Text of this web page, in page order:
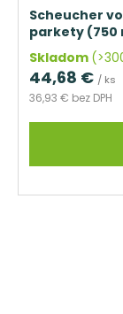
Scheucher
parkety (750
Skladom
36,93 € bez DPH
44,68 € / ks